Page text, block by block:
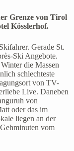
Grenze von Tirol
Kösslerhof.
Gerade St.
Ski Angebote.
die Massen
schlechteste
von TV-
Live. Daneben
von
oder das im
liegen an der
vom